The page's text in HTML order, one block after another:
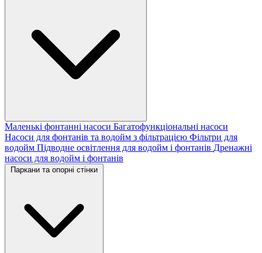
Маленькі фонтанні насоси Багатофункціональні насоси
Насоси для фонтанів та водойм з фільтрацією Фільтри для
водойм Підводне освітлення для водойм і фонтанів Дренажні
насоси для водойм і фонтанів
Паркани та опорні стінки